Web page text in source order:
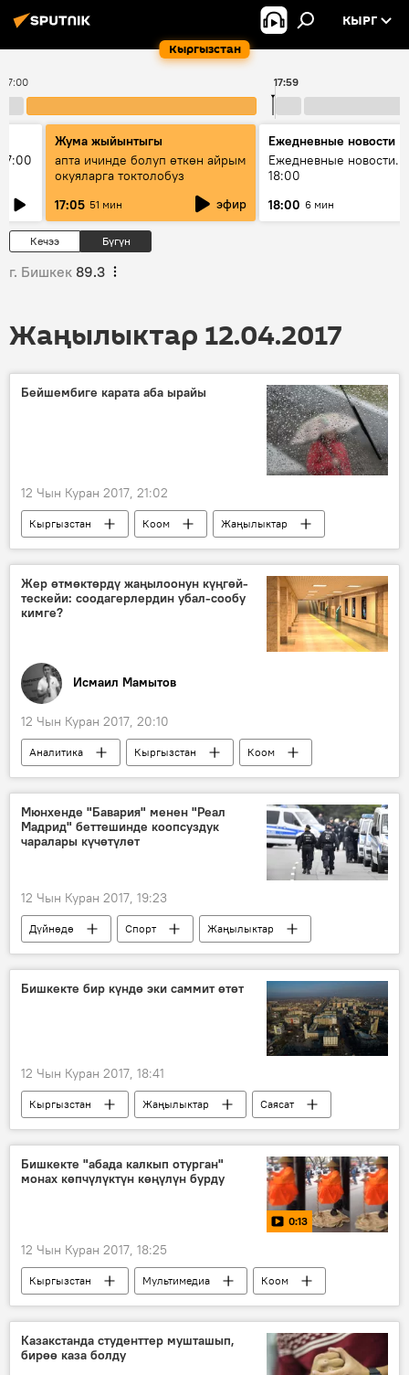
Кыргызстан
КЫРГ
17:00 17:59
Жума жыйынтыгы
апта ичинде болуп өткөн айрым
окуяларга токтолобуз
17:05 51 мин эфир
Ежедневные новости
Ежедневные новости.
18:00
18:00 6 мин
Кечээ Бүгүн
г. Бишкек 89.3
Жаңылыктар 12.04.2017
Бейшембиге карата аба ырайы
12 Чын Куран 2017, 21:02
Кыргызстан Коом
Жаңылыктар
аба ырайы
кар жаан-чачын
Жер өтмөктөрдү жаңылоонун күңгөй-
тескейи: соодагерлердин убал-сообу
кимге?
Исмаил Мамытов
12 Чын Куран 2017, 20:10
Аналитика Кыргызстан
Коом
Жаңылыктар
Бишкектеги жер алдындагы өтмөктөрдүн оңдолушу
Бишкек
Бишкек мэриясы
өтмөк
Мюнхенде "Бавария" менен "Реал
Мадрид" беттешинде коопсуздук
чаралары күчөтүлөт
12 Чын Куран 2017, 19:23
Дүйнөдө Спорт
Жаңылыктар
Реал Мадрид ФК
Чемпиондор лигасы
Бишкекте бир күндө эки саммит өтөт
12 Чын Куран 2017, 18:41
Кыргызстан Жаңылыктар
Саясат
Бишкек
Евразиялык экономикалык биримдик
ЖККУ
президент
ЕАЭБге мүчө мамлекеттердин президенттеринин саммити жана ЖККУнун бейрасмий жолугушуусу
Бишкекте "абада калкып отурган"
монах көпчүлүктүн көңүлүн бурду
0:13
12 Чын Куран 2017, 18:25
Кыргызстан Мультимедиа
Коом
Видеоклуб
Жаңылыктар
Бишкек
күбө
Видео
Казакстанда студенттер мушташып,
бирөө каза болду